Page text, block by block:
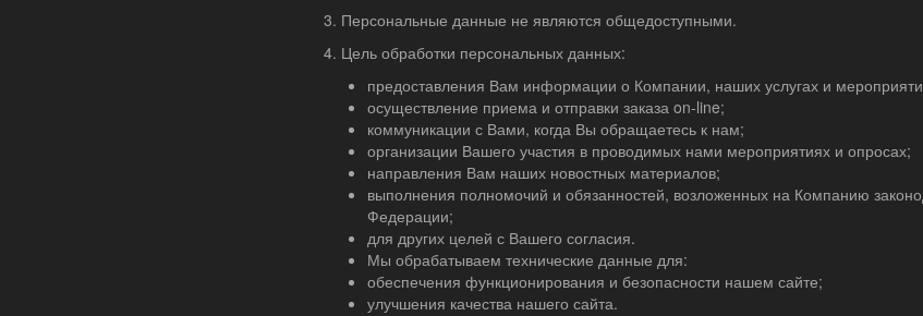
3. Персональные данные не являются общедоступными.
4. Цель обработки персональных данных:
предоставления Вам информации о Компании, наших услугах и
осуществление приема и отправки заказа on-line;
коммуникации с Вами, когда Вы обращаетесь к нам;
организации Вашего участия в проводимых нами мероприятиях и опросах;
направления Вам наших новостных материалов;
выполнения полномочий и обязанностей, возложенных на Компанию
Федерации;
для других целей с Вашего согласия.
Мы обрабатываем технические данные для:
обеспечения функционирования и безопасности нашем сайте;
улучшения качества нашего сайта.